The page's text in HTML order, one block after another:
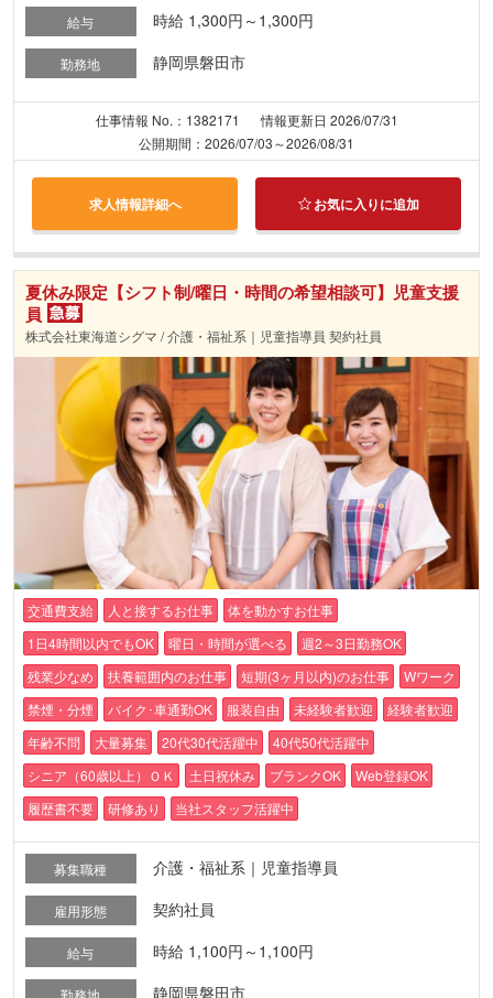
給与 時給 1,300円～1,300円
勤務地 静岡県磐田市
仕事情報 No.：1382171
情報更新日 2026/07/31
公開期間：2026/07/03～2026/08/31
求人情報詳細へ お気に入りに追加
夏休み限定【シフト制/曜日・時間の希望相談可】児童支援
員
株式会社東海道シグマ / 介護・福祉系｜児童指導員 契約社員
交通費支給 人と接するお仕事
体を動かすお仕事
1日4時間以内でもOK
曜日・時間が選べる
週2～3日勤務OK
残業少なめ
扶養範囲内のお仕事 短期(3ヶ月以内)のお仕事
Wワーク
禁煙・分煙
バイク･車通勤OK 服装自由 未経験者歓迎
経験者歓迎
年齢不問
大量募集 20代30代活躍中
40代50代活躍中
シニア（60歳以上）ＯＫ
土日祝休み ブランクOK
Web登録OK
履歴書不要
研修あり 当社スタッフ活躍中
募集職種 介護・福祉系｜児童指導員
雇用形態 契約社員
給与 時給 1,100円～1,100円
勤務地 静岡県磐田市